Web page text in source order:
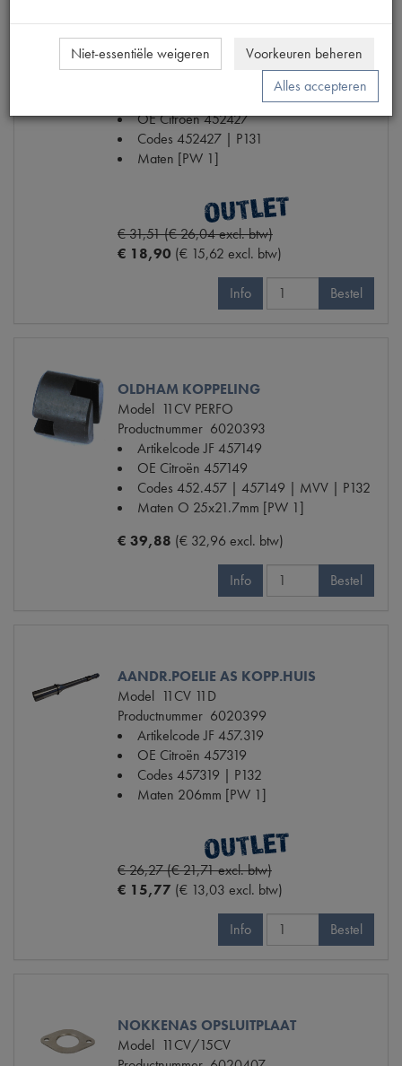
AANDR.POELIE AS KOPP.HUIS
Model 11CV PERFO
452.427
OE Citroën452427
Codes 452427 | P131
Maten [PW 1]
€ 31,51 (€ 26,04 excl. btw)
€ 18,90 (€ 15,62 excl. btw)
Info Bestel
OLDHAM KOPPELING
Model 11CV PERFO
Productnummer 6020393
Artikelcode JF457149
OE Citroën 457149
Codes 452.457 | 457149 | MVV | P132
Maten O 25x21.7mm [PW 1]
€ 39,88 (€ 32,96 excl. btw)
Info Bestel
AANDR.POELIE AS KOPP.HUIS
Model 11CV 11D
Productnummer 6020399
Artikelcode JF457.319
OE Citroën 457319
Codes 457319 | P132
Maten 206mm [PW 1]
€ 26,27 (€ 21,71 excl. btw)
€ 15,77 (€ 13,03 excl. btw)
Info Bestel
NOKKENAS OPSLUITPLAAT
Model 11CV/15CV
Niet-essentiële weigeren
Voorkeuren beheren
Alles accepteren